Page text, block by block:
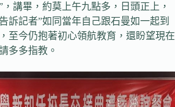
講畢，約莫上午九點多，日頭正上，
訴記者”如同當年自己跟石曼如一起到
至今仍抱著初心領航教育，還盼望現在
多多指教。